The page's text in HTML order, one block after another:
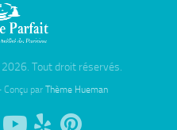
Tout droit réservés.
par Thème Hueman